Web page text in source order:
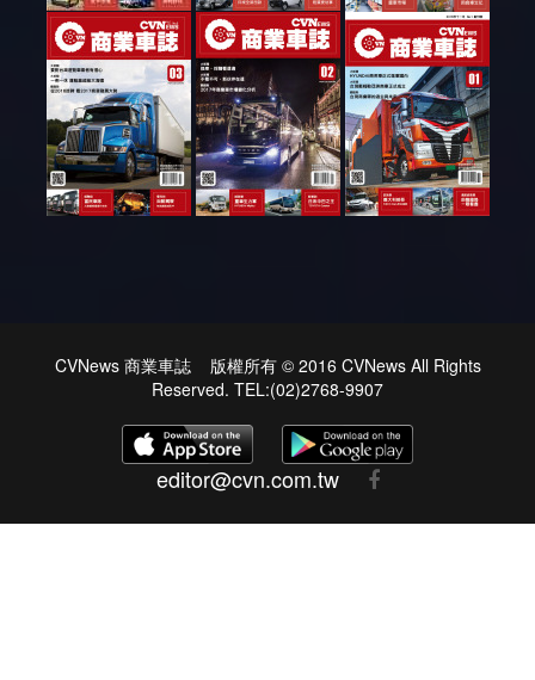
CVNews 商業車誌 版權所有 © 2016 CVNews All Rights
Reserved. TEL:(02)2768-9907
editor@cvn.com.tw